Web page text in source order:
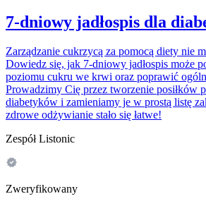
7-dniowy jadłospis dla
Zarządzanie cukrzycą za pomocą diety nie
Dowiedz się, jak 7-dniowy jadłospis może
poziomu cukru we krwi oraz poprawić
Prowadzimy Cię przez tworzenie posiłków
diabetyków i zamieniamy je w prostą listę
zdrowe odżywianie stało się łatwe!
Zespół Listonic
Zweryfikowany